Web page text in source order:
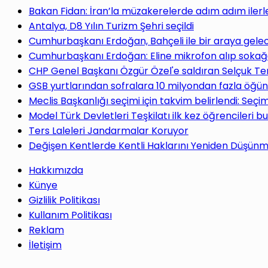
yap
...
Bakan Fidan: İran’la müzakerelerde adım adım
Antalya, D8 Yılın Turizm Şehri seçildi
Cumhurbaşkanı Erdoğan, Bahçeli ile bir araya
Cumhurbaşkanı Erdoğan: Eline mikrofon alıp
CHP Genel Başkanı Özgür Özel'e saldıran Selçuk
GSB yurtlarından sofralara 10 milyondan fazla öğün
Meclis Başkanlığı seçimi için takvim belirlendi:
Model Türk Devletleri Teşkilatı ilk kez öğrencileri
Ters Laleleri Jandarmalar Koruyor
Değişen Kentlerde Kentli Haklarını Yeniden
Hakkımızda
Künye
Gizlilik Politikası
Kullanım Politikası
Reklam
İletişim